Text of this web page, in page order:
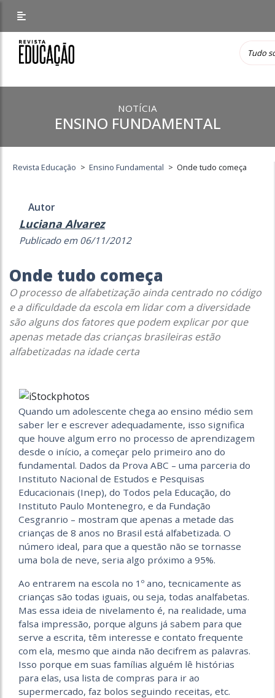
NOTÍCIA
ENSINO FUNDAMENTAL
Revista Educação > Ensino Fundamental > Onde tudo começa
Autor
Luciana Alvarez
Publicado em 06/11/2012
Onde tudo começa
O processo de alfabetização ainda centrado no código
e a dificuldade da escola em lidar com a diversidade
são alguns dos fatores que podem explicar por que
apenas metade das crianças brasileiras estão
alfabetizadas na idade certa
Quando um adolescente chega ao ensino médio sem
saber ler e escrever adequadamente, isso significa
que houve algum erro no processo de aprendizagem
desde o início, a começar pelo primeiro ano do
fundamental. Dados da Prova ABC – uma parceria do
Instituto Nacional de Estudos e Pesquisas
Educacionais (Inep), do Todos pela Educação, do
Instituto Paulo Montenegro, e da Fundação
Cesgranrio – mostram que apenas a metade das
crianças de 8 anos no Brasil está alfabetizada. O
número ideal, para que a questão não se tornasse
uma bola de neve, seria algo próximo a 95%.
Ao entrarem na escola no 1º ano, tecnicamente as
crianças são todas iguais, ou seja, todas analfabetas.
Mas essa ideia de nivelamento é, na realidade, uma
falsa impressão, porque alguns já sabem para que
serve a escrita, têm interesse e contato frequente
com ela, mesmo que ainda não decifrem as palavras.
Isso porque em suas famílias alguém lê histórias
para elas, usa lista de compras para ir ao
supermercado, faz bolos seguindo receitas, etc.